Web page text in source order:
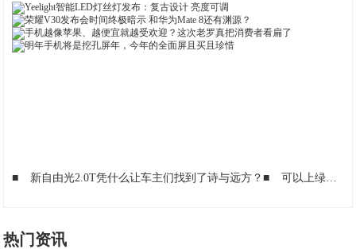
■ 新自由光2.0T凭什么让车主们找到了诗与远方？■ 可以上绿牌的Jeep，你心动了吗？
热门资讯